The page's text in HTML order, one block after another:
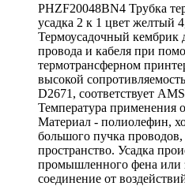
PHZF20048BN4 Трубка
усадка 2 к 1 цвет желтый
Термоусадочный кембрик
провода и кабеля при
термотрансферном
высокой
D2671, соответствует
Температура применения
Материал - полиолефин,
большого пучка
пространство. Усадка
промышленного фена или
соединение от